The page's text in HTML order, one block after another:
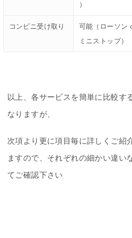
）
コンビニ受け取り
可能（ローソン
ミニストップ）
以上、各サービスを簡単に比較す
なりますが、
次項より更に項目毎に詳しくご紹
ますので、それぞれの細かい違い
てご確認下さい